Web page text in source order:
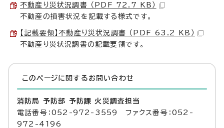
不動産り災状況調書 （PDF 72.7 KB）
不動産の損害状況を記載する様式です。
【記載要領】不動産り災状況調書 （PDF 63.2 KB）
不動産り災状況調書の記載要領です。
このページに関する お問い合わせ
消防局 予防部 予防課 火災調査担当
電話番号：052-972-3559 ファクス番号：052-
972-4196